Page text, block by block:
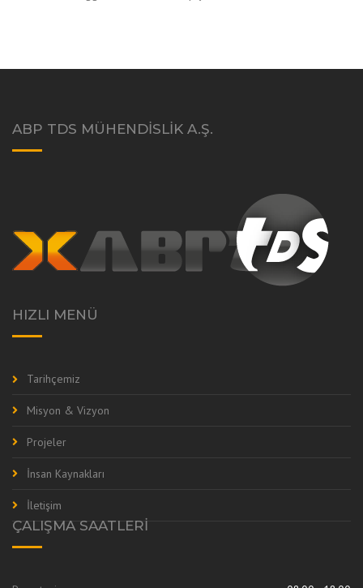
ABP TDS MÜHENDISLIK A.Ş.
HIZLI MENÜ
Tarihçemiz
Misyon & Vizyon
Projeler
İnsan Kaynakları
İletişim
ÇALIŞMA SAATLERI